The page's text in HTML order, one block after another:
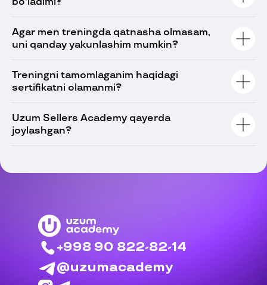
Agar men treningda qatnasha olmasam,
uni qanday yakunlashim mumkin?
Treningni tamomlaganim haqidagi
sertifikatni olamanmi?
Uzum Sellers Academy qayerda
joylashgan?
+998 90 822-82-14
@uzumacademy